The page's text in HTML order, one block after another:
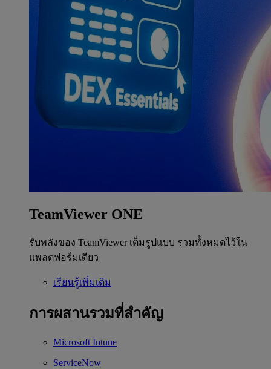
TeamViewer ONE
รับพลังของ TeamViewer เต็มรูปแบบ รวมทั้งหมดไว้ใน
แพลตฟอร์มเดียว
เรียนรู้เพิ่มเติม
การผสานรวมที่สำคัญ
Microsoft Intune
ServiceNow